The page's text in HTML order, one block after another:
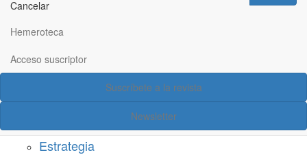
principal
Cancelar
Hemeroteca
Acceso suscriptor
Suscríbete a la revista
Newsletter
Acceso suscriptor
Estrategia